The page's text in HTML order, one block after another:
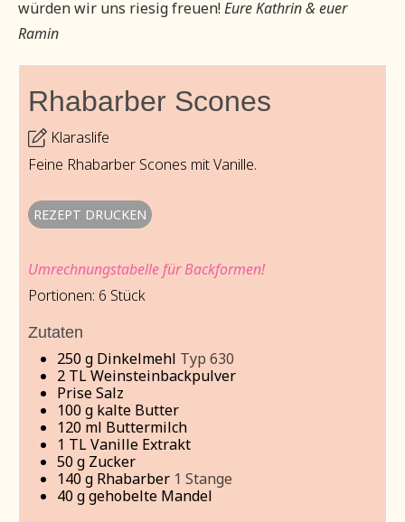
würden wir uns riesig freuen!Eure Kathrin & euer
Ramin
Rhabarber Scones
Klaraslife
Feine Rhabarber Scones mit Vanille.
REZEPT DRUCKEN
Umrechnungstabelle für Backformen!
Portionen: 6 Stück
Zutaten
250g Dinkelmehl Typ 630
2 TL Weinsteinbackpulver
Prise Salz
100g kalte Butter
120 ml Buttermilch
1 TL Vanille Extrakt
50g Zucker
140g Rhabarber 1 Stange
40ggehobelte Mandel